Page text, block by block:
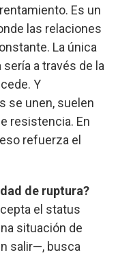
Es un
las relaciones
La única
a través de la
Y
se unen, suelen
resistencia. En
refuerza el
de ruptura?
el status
situación de
salir—, busca